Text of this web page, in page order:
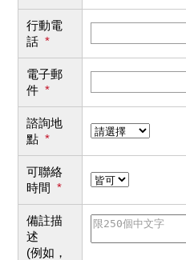
行動電
話 *
電子郵
件 *
諮詢地
點 *
可聯絡
時間 *
備註描
述
(例如，